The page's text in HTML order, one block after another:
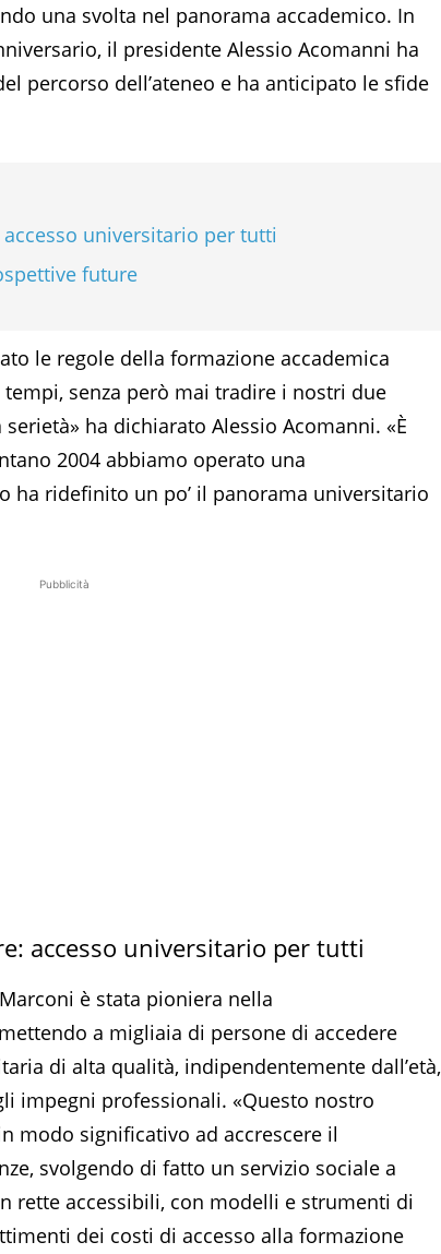
una svolta nel panorama accademico. In
il presidente Alessio Acomanni ha
percorso dell’ateneo e ha anticipato le sfide
universitario per tutti
future
le regole della formazione accademica
senza però mai tradire i nostri due
ha dichiarato Alessio Acomanni. «È
2004 abbiamo operato una
ha ridefinito un po’ il panorama universitario
Pubblicità
accesso universitario per tutti
è stata pioniera nella
a migliaia di persone di accedere
di alta qualità, indipendentemente dall’età,
impegni professionali. «Questo nostro
modo significativo ad accrescere il
svolgendo di fatto un servizio sociale a
rette accessibili, con modelli e strumenti di
dei costi di accesso alla formazione